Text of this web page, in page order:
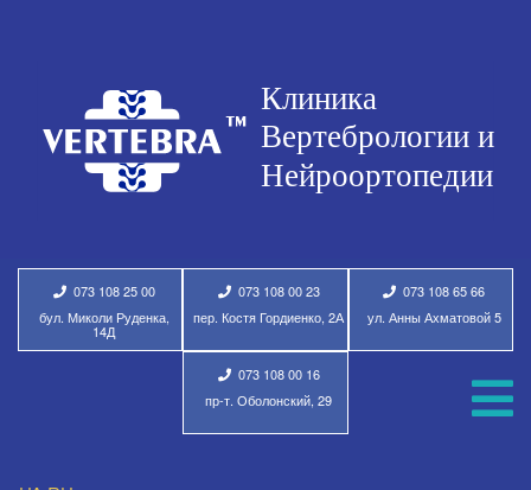
073 108 25 00
бул. Миколи Руденка,
14Д
073 108 00 23
пер. Костя Гордиенко, 2А
073 108 65 66
ул. Анны Ахматовой 5
073 108 00 16
пр-т. Оболонский, 29